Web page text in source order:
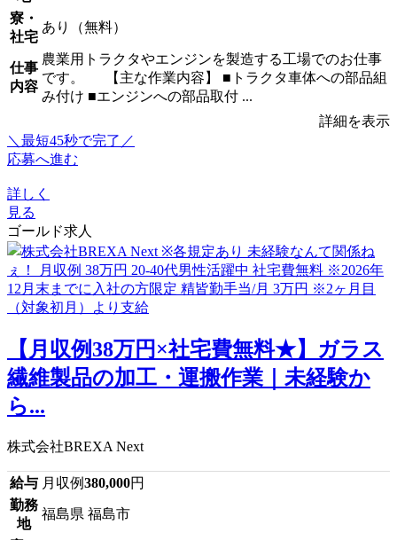
寮・
社宅
あり（無料）
仕事
内容
農業用トラクタやエンジンを製造する工場でのお仕事
です。 【主な作業内容】 ■トラクタ車体への部品組
み付け ■エンジンへの部品取付 ...
詳細を表示
＼最短45秒で完了／
応募へ進む
詳しく
見る
ゴールド求人
【月収例38万円×社宅費無料★】ガラス
繊維製品の加工・運搬作業｜未経験か
ら...
株式会社BREXA Next
給与 月収例380,000円
勤務
地
福島県 福島市